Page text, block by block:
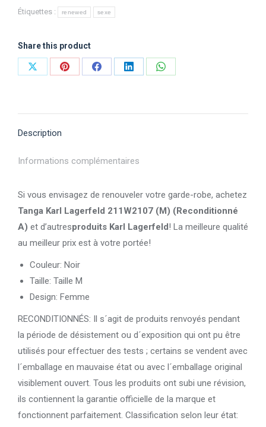
Étiquettes :
renewed sexe
Share this product
PartagerPartagerPartagerPartagerPartager
Description
Informations complémentaires
Si vous envisagez de renouveler votre garde-robe, achetez
Tanga Karl Lagerfeld 211W2107 (M) (Reconditionné
A) et d’autresproduits Karl Lagerfeld! La meilleure qualité
au meilleur prix est à votre portée!
Couleur: Noir
Taille: Taille M
Design: Femme
RECONDITIONNÉS: Il s´agit de produits renvoyés pendant
la période de désistement ou d´exposition qui ont pu être
utilisés pour effectuer des tests ; certains se vendent avec
l´emballage en mauvaise état ou avec l´emballage original
visiblement ouvert. Tous les produits ont subi une révision,
ils contiennent la garantie officielle de la marque et
fonctionnent parfaitement. Classification selon leur état: